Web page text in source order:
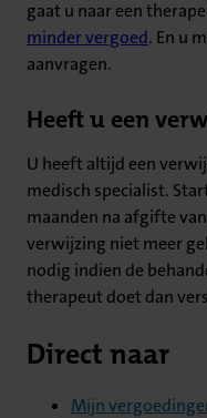
gaat u naar een
minder vergoed. En u
aanvragen.
Heeft u een
U heeft altijd een
medisch specialist.
maanden na afgifte
verwijzing niet meer
nodig indien de
therapeut doet dan
Direct naar
Mijn